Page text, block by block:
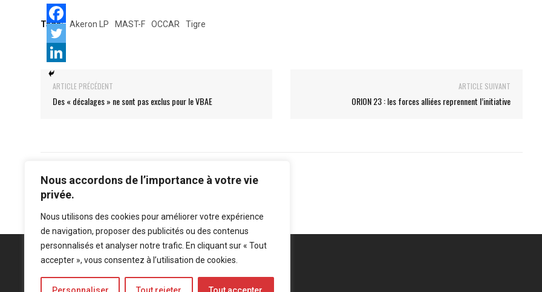
Nous accordons de l’importance à votre vie
privée.
Nous utilisons des cookies pour améliorer votre expérience
de navigation, proposer des publicités ou des contenus
personnalisés et analyser notre trafic. En cliquant sur « Tout
accepter », vous consentez à l’utilisation de cookies.
Tags: Akeron LP MAST-F OCCAR Tigre
ARTICLE PRÉCÉDENT
Des « décalages » ne sont pas exclus pour le VBAE
ARTICLE SUIVANT
ORION 23 : les forces alliées reprennent l’initiative